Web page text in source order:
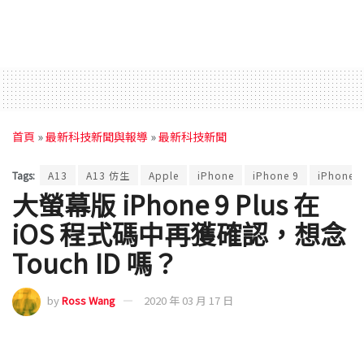
首頁 »最新科技新聞與報導 »最新科技新聞
Tags: A13 A13 仿生 Apple iPhone iPhone 9 iPhone
大螢幕版 iPhone 9 Plus 在
iOS 程式碼中再獲確認，想念
Touch ID 嗎？
byRoss Wang 2020 年 03 月 17 日